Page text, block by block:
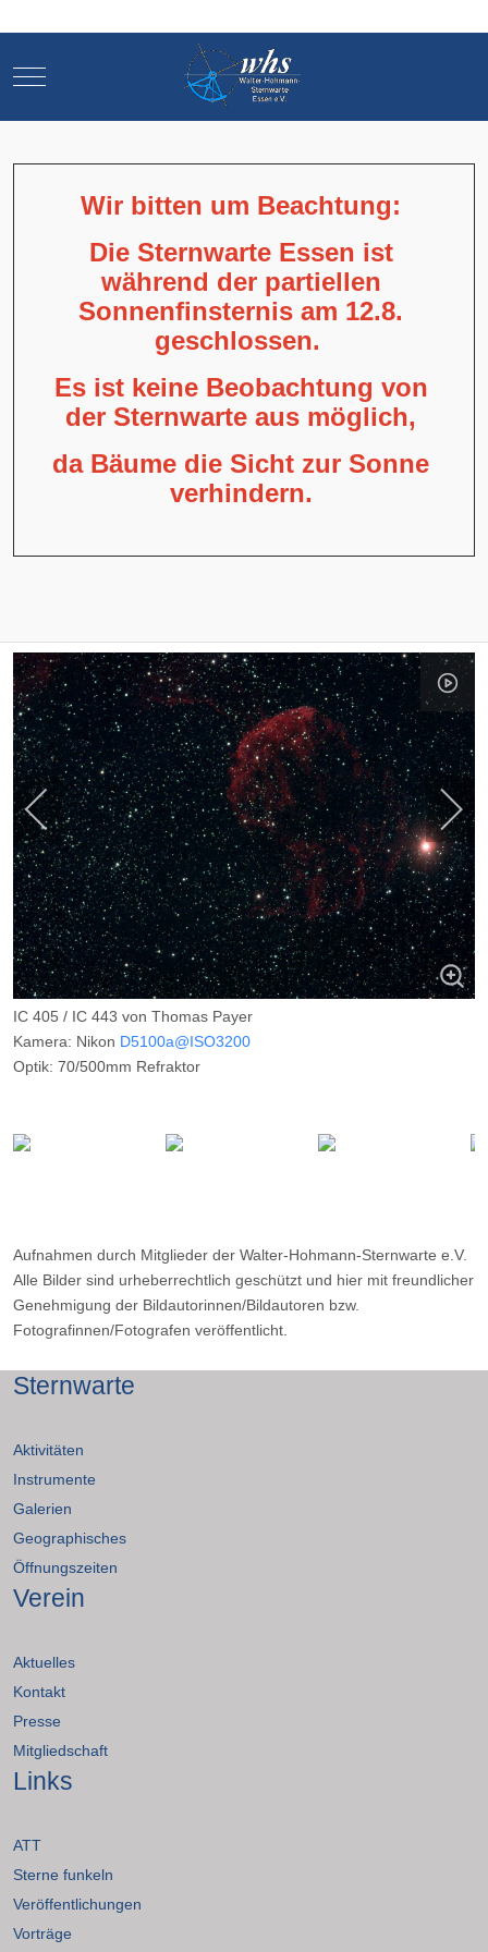
Mobile Menu Toggle
Wir bitten um Beachtung:
Die Sternwarte Essen ist
während der partiellen
Sonnenfinsternis am 12.8.
geschlossen.
Es ist keine Beobachtung von
der Sternwarte aus möglich,
da Bäume die Sicht zur Sonne
verhindern.
IC 405 / IC 443 von Thomas Payer
Kamera: Nikon D5100a@ISO3200
Optik: 70/500mm Refraktor
Ort: WHS Essen
Aufnahmen durch Mitglieder der Walter-Hohmann-Sternwarte e.V.
Alle Bilder sind urheberrechtlich geschützt und hier mit freundlicher
Genehmigung der Bildautorinnen/Bildautoren bzw.
Fotografinnen/Fotografen veröffentlicht.
Sternwarte
Aktivitäten
Instrumente
Galerien
Geographisches
Öffnungszeiten
Verein
Aktuelles
Kontakt
Presse
Mitgliedschaft
Links
ATT
Sterne funkeln
Veröffentlichungen
Vorträge